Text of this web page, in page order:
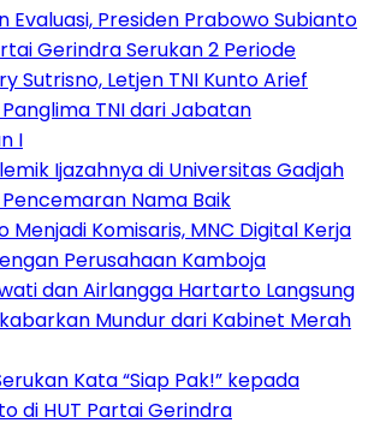
Evaluasi, Presiden Prabowo Subianto
Gerindra Serukan 2 Periode
Sutrisno, Letjen TNI Kunto Arief
TNI dari Jabatan
I
Ijazahnya di Universitas Gadjah
Nama Baik
Menjadi Komisaris, MNC Digital Kerja
Perusahaan Kamboja
dan Airlangga Hartarto Langsung
Mundur dari Kabinet Merah
Kata “Siap Pak!” kepada
di HUT Partai Gerindra